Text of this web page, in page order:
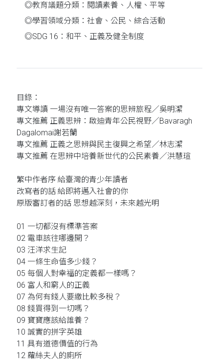
◎教育議題分類：閱讀素養、人權、平等
◎學習領域分類：社會、公民、綜合活動
◎SDG 16：和平、正義及健全制度
目錄：
專文導讀 一場沒有唯一答案的思辨旅程／吳明潔
專文推薦 正義思辨：啟迪青年公民視野／Bavaragh
Dagalomai謝若蘭
專文推薦 正義之思辨與民主復興之希望／林志潔
專文推薦 在思辨中培養新世代的公民素養／洪慧瑄
繁中作者序 給臺灣的青少年讀者
改寫者的話 給即將邁入社會的你
原版審訂者的話 思想越深刻，未來越光明
01 一切都沒有標準答案
02 電車該往哪邊開？
03 汪洋求生記
04 一條生命值多少錢？
05 每個人對幸福的定義都一樣嗎？
06 富人和窮人的正義
07 為何有錢人要繳比較多稅？
08 錢買得到一切嗎？
09 寶寶應該給誰養？
10 誠實的拼字英雄
11 具有道德價值的行為
12 蘿絲夫人的廁所